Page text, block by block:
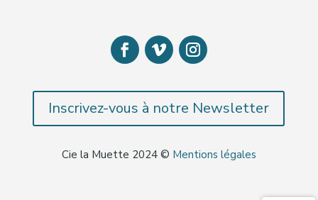
Inscrivez-vous à notre Newsletter
Cie la Muette 2024 © Mentions légales